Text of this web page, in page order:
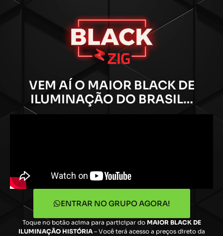
VEM AÍ O MAIOR BLACK DE
ILUMINAÇÃO DO BRASIL…
ENTRAR NO GRUPO AGORA!
Toque no botão acima para participar do MAIOR BLACK DE
ILUMINAÇÃO HISTÓRIA– Você terá acesso a preços direto da